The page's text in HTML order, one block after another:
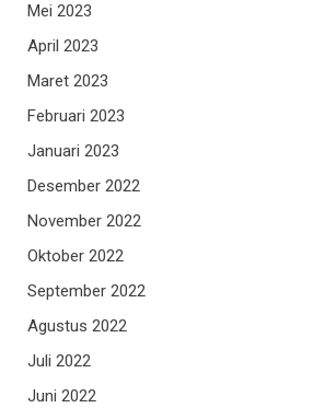
Mei 2023
April 2023
Maret 2023
Februari 2023
Januari 2023
Desember 2022
November 2022
Oktober 2022
September 2022
Agustus 2022
Juli 2022
Juni 2022